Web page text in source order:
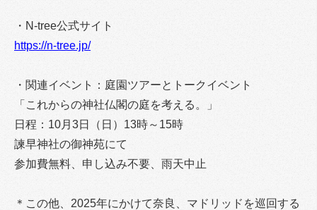
・N-tree公式サイト
https://n-tree.jp/
・関連イベント：庭園ツアーとトークイベント
「これからの神社仏閣の庭を考える。」
日程：10月3日（日）13時～15時
諫早神社の御神苑にて
参加費無料、申し込み不要、雨天中止
＊この他、2025年にかけて奈良、マドリッドを巡回する